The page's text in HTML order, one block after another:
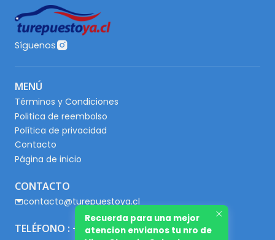
Síguenos
MENÚ
Términos y Condiciones
Politica de reembolso
Política de privacidad
Contacto
Página de inicio
CONTACTO
contacto@turepuestoya.cl
TELÉFONO : +56 9 65667345
Recuerda para una mejor
atencion envianos tu nro de